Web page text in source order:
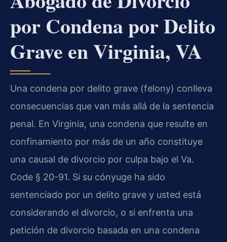
por Condena por Delito
Grave en Virginia, VA
Una condena por delito grave (felony) conlleva
consecuencias que van más allá de la sentencia
penal. En Virginia, una condena que resulte en
confinamiento por más de un año constituye
una causal de divorcio por culpa bajo el Va.
Code § 20-91. Si su cónyuge ha sido
sentenciado por un delito grave y usted está
considerando el divorcio, o si enfrenta una
petición de divorcio basada en una condena